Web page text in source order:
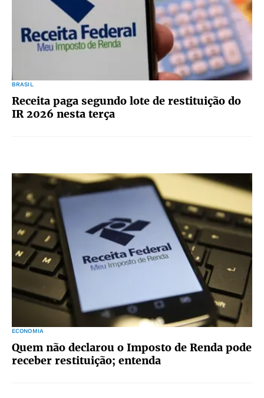
BRASIL
Receita paga segundo lote de restituição do
IR 2026 nesta terça
ECONOMIA
Quem não declarou o Imposto de Renda pode
receber restituição; entenda